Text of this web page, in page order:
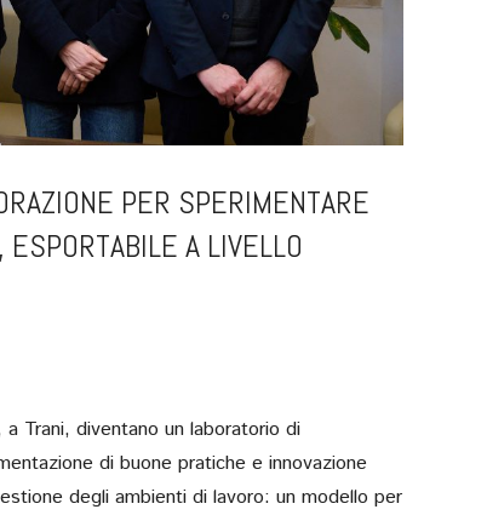
PER SPERIMENTARE
A LIVELLO
Trani, diventano un laboratorio di
di buone pratiche e innovazione
degli ambienti di lavoro: un modello per